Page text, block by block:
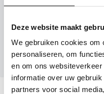
Deze website maakt
We gebruiken cookies om
personaliseren, om
en om ons
informatie over uw
partners voor social
Inruilvoorstel aanvragen
maandag tot en met
een voorstel.